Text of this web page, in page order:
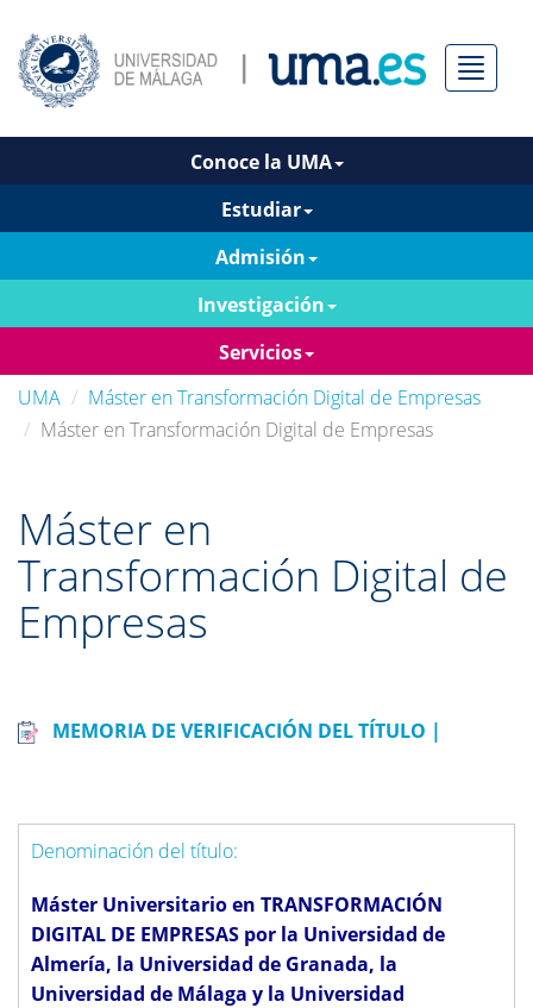
Menú
Conoce la UMA
Estudiar
Admisión
Investigación
Servicios
UMA
Máster en Transformación Digital de Empresas
Máster en Transformación Digital de Empresas
Máster en
Transformación Digital de
Empresas
MEMORIA DE VERIFICACIÓN DEL TÍTULO |
Denominación del título:
Máster Universitario en TRANSFORMACIÓN
DIGITAL DE EMPRESAS por la Universidad de
Almería, la Universidad de Granada, la
Universidad de Málaga y la Universidad